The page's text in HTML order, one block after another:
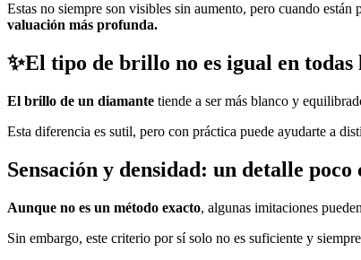
Estas no siempre son visibles sin aumento, pero cuando
valuación más profunda.
✨El tipo de brillo no es igual en todas
El brillo de un diamante tiende a ser más blanco y
Esta diferencia es sutil, pero con práctica puede ayudarte a
Sensación y densidad: un detalle poco
Aunque no es un método exacto, algunas imitaciones
Sin embargo, este criterio por sí solo no es suficiente y